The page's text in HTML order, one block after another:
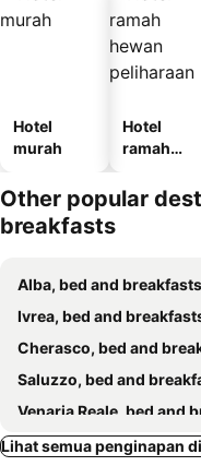
Hotel
murah
Hotel
ramah
peliharaan
Other popular
breakfasts
Alba, bed and breakfasts
Ivrea, bed and
Cherasco, bed and
Saluzzo, bed and
Venaria Reale, bed and
Cirie, bed and
Lihat semua penginapan